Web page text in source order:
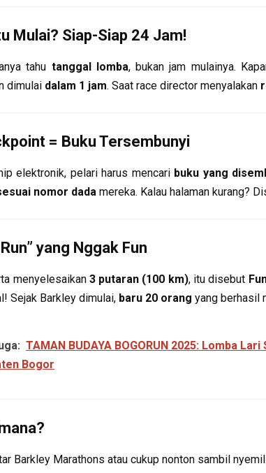
Mulai? Siap-Siap 24 Jam!
tahu tanggal lomba, bukan jam mulainya.
dimulai dalam 1 jam. Saat race director menyalakan
= Buku Tersembunyi
elektronik, pelari harus mencari buku yang
nomor dada mereka. Kalau halaman kurang?
yang Nggak Fun
menyelesaikan 3 putaran (100 km), itu disebut
Sejak Barkley dimulai, baru 20 orang yang berhasil
TAMAN BUDAYA BOGORUN 2025: Lomba
Bogor
Barkley Marathons atau cukup nonton sambil